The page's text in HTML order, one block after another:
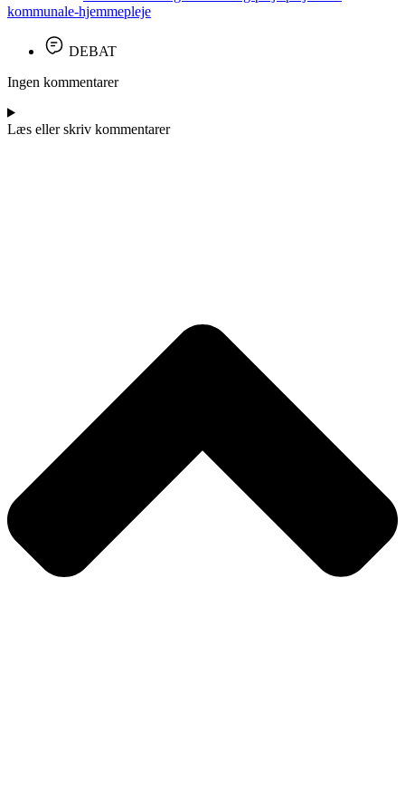
kommunale-hjemmepleje
DEBAT
Ingen kommentarer
Læs eller skriv kommentarer